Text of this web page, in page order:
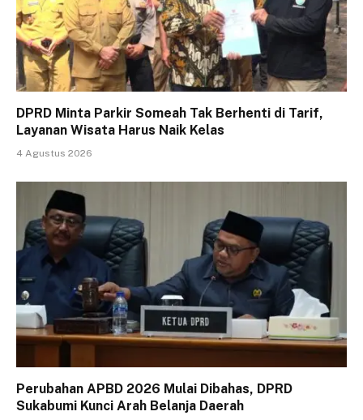
DPRD Minta Parkir Someah Tak Berhenti di Tarif,
Layanan Wisata Harus Naik Kelas
4 Agustus 2026
Perubahan APBD 2026 Mulai Dibahas, DPRD
Sukabumi Kunci Arah Belanja Daerah